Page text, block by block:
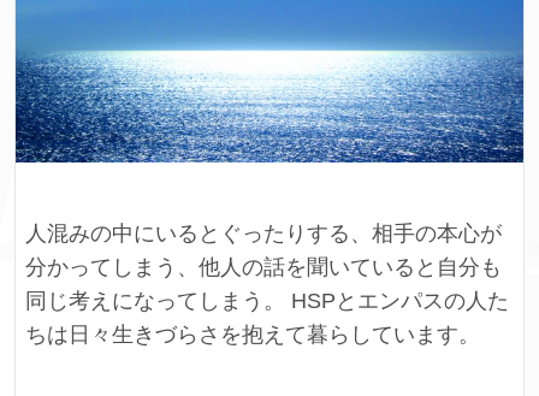
人混みの中にいるとぐったりする、相手の本心が
分かってしまう、他人の話を聞いていると自分も
同じ考えになってしまう。 HSPとエンパスの人た
ちは日々生きづらさを抱えて暮らしています。